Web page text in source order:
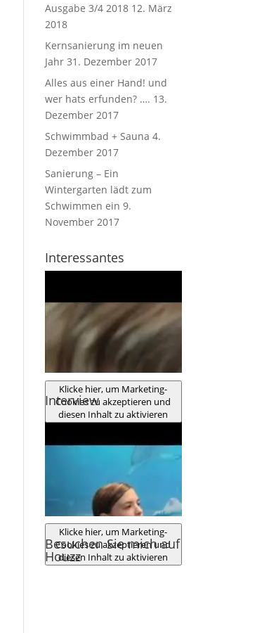
Ausgabe 3/4 2018 12. März
2018
Kernsanierung im neuen
Jahr 31. Dezember 2017
Alles aus einer Hand! und
wer hats erfunden? …. 13.
Dezember 2017
Schwimmbad + Sauna 4.
Dezember 2017
Sanierung – Ein
Wintergarten lädt zum
Schwimmen ein 9.
November 2017
Interessantes
Klicke hier, um Marketing-
Cookies zu akzeptieren und
diesen Inhalt zu aktivieren
Interview
Klicke hier, um Marketing-
Cookies zu akzeptieren und
diesen Inhalt zu aktivieren
Besuchen Sie mich auf
Houzz